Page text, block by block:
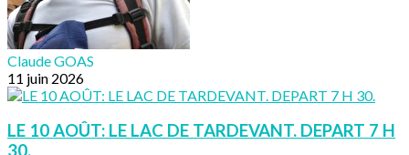
Claude GOAS
11 juin 2026
LE 10 AOÛT: LE LAC DE TARDEVANT. DEPART 7 H
30.